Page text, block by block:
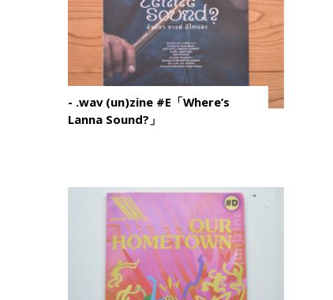
- .wav (un)zine #E「Where’s
Lanna Sound?」